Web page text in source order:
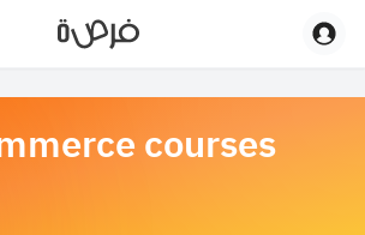
courses